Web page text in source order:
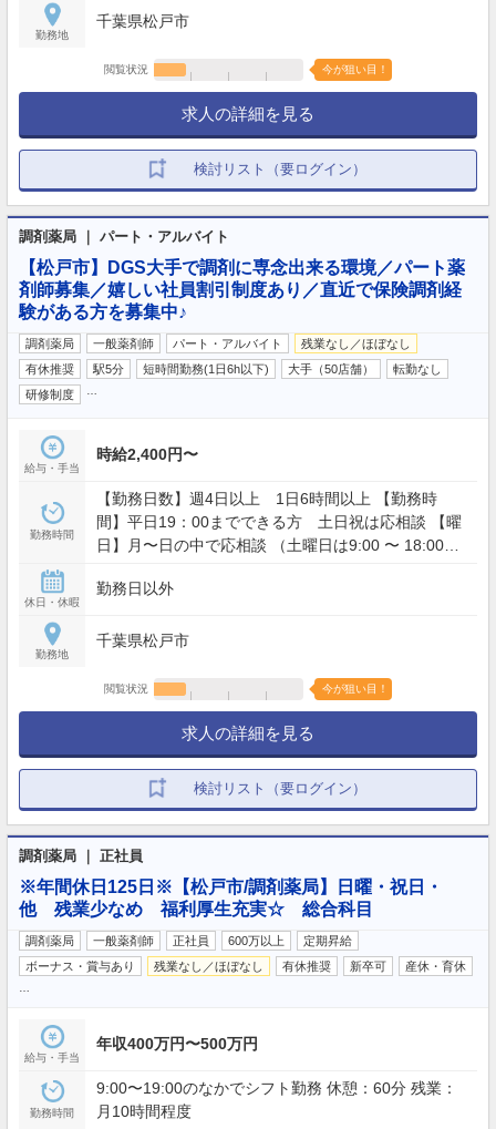
勤務地
千葉県松戸市
閲覧状況 今が狙い目！
求人の詳細を見る
検討リスト（要ログイン）
調剤薬局 ｜ パート・アルバイト
【松戸市】DGS大手で調剤に専念出来る環境／パート薬
剤師募集／嬉しい社員割引制度あり／直近で保険調剤経
験がある方を募集中♪
調剤薬局 一般薬剤師 パート・アルバイト
残業なし／ほぼなし
有休推奨
駅5分 短時間勤務(1日6h以下) 大手（50店舗）
転勤なし
研修制度
給与・手当
時給2,400円〜
勤務時間
【勤務日数】週4日以上 1日6時間以上 【勤務時
間】平日19：00までできる方 土日祝は応相談 【曜
日】月〜日の中で応相談 （土曜日は9:00 〜 18:00、
休日・休暇
勤務日以外
勤務地
千葉県松戸市
閲覧状況 今が狙い目！
求人の詳細を見る
検討リスト（要ログイン）
調剤薬局 ｜ 正社員
※年間休日125日※【松戸市/調剤薬局】日曜・祝日・
他 残業少なめ 福利厚生充実☆ 総合科目
調剤薬局 一般薬剤師 正社員 600万以上
定期昇給
ボーナス・賞与あり
残業なし／ほぼなし 有休推奨 新卒可 産休・育休
給与・手当
年収400万円〜500万円
勤務時間
9:00〜19:00のなかでシフト勤務 休憩：60分 残業：
月10時間程度